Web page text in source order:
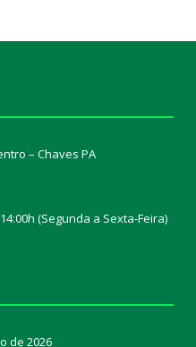
– Chaves PA
(Segunda a Sexta-Feira)
de 2026